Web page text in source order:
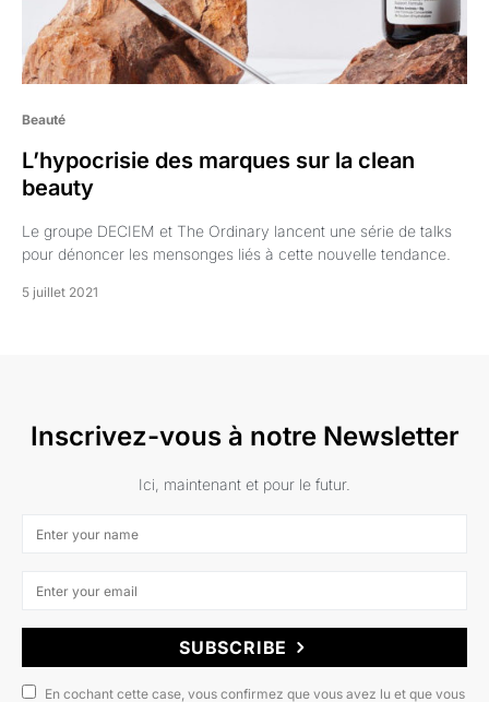
Beauté
L’hypocrisie des marques sur la clean
beauty
Le groupe DECIEM et The Ordinary lancent une série de talks
pour dénoncer les mensonges liés à cette nouvelle tendance.
5 juillet 2021
Inscrivez-vous à notre Newsletter
Ici, maintenant et pour le futur.
SUBSCRIBE
En cochant cette case, vous confirmez que vous avez lu et que vous